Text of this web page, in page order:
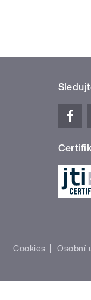
Cookies Osobní